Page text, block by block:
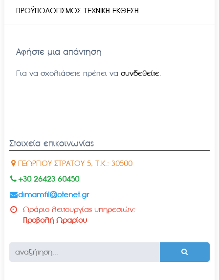
ΠΡΟΫΠΟΛΟΓΙΣΜΟΣ ΤΕΧΝΙΚΗ ΕΚΘΕΣΗ
Αφήστε μια απάντηση
Για να σχολιάσετε πρέπει να συνδεθείτε.
Στοιχεία επικοινωνίας
ΓΕΩΡΓΙΟΥ ΣΤΡΑΤΟΥ 5, Τ.Κ.: 30500
+30 26423 60450
dimamfil@otenet.gr
Ωράριο λειτουργίας υπηρεσιών:
Προβολή Ωραρίου